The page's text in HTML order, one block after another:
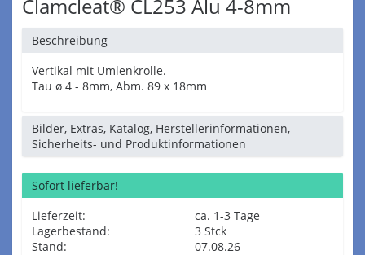
Clamcleat® CL253 Alu 4-8mm
Beschreibung
Vertikal mit Umlenkrolle.
Tau ø 4 - 8mm, Abm. 89 x 18mm
Bilder, Extras, Katalog, Herstellerinformationen,
Sicherheits- und Produktinformationen
Sofort lieferbar!
Lieferzeit:
ca. 1-3 Tage
Lagerbestand:
3 Stck
Stand:
07.08.26